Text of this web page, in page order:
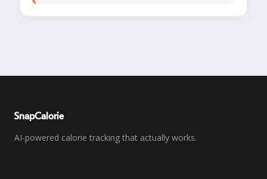
SnapCalorie
AI-powered calorie tracking that actually works.